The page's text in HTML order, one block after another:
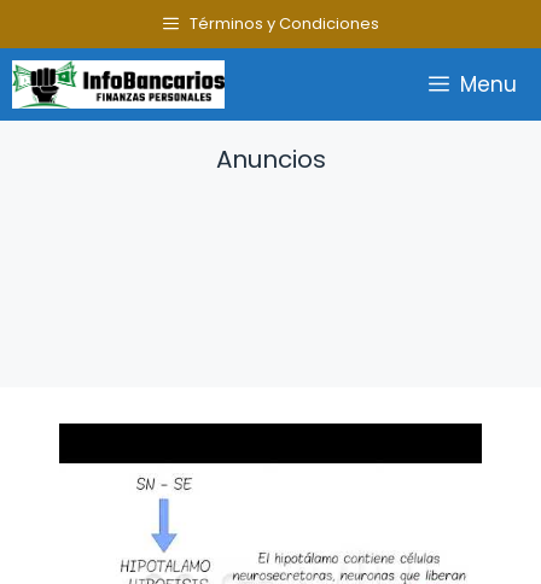
al
contenido
Términos y Condiciones
Menu
Anuncios